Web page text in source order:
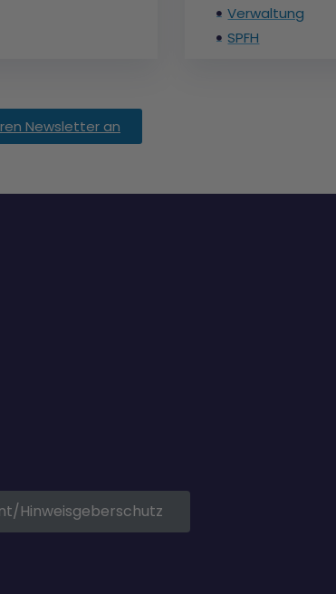
Verwaltung
SPFH
Newsletter an
Hinweisgeberschutz